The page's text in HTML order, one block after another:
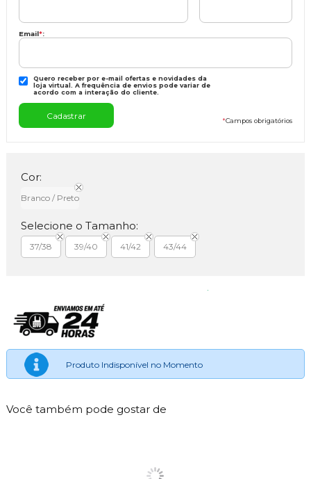
Email*:
Quero receber por e-mail ofertas e novidades da
loja virtual. A frequência de envios pode variar de
acordo com a interação do cliente.
*Campos obrigatórios
Cor:
Branco / Preto
Selecione o Tamanho:
37/38 39/40 41/42 43/44
Produto Indisponível no Momento
Você também pode gostar de